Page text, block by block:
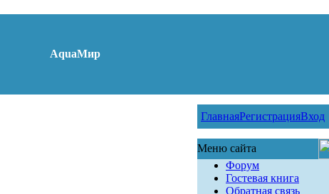
AquaМир
ГлавнаяРегистрацияВход
Меню сайта
Форум
Гостевая книга
Обратная связь